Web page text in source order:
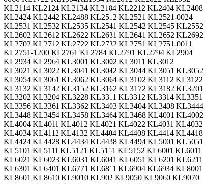
KL2114 KL2124 KL2134 KL2184 KL2212 KL2404 KL2408
KL2424 KL2442 KL2488 KL2512 KL2521 KL2521-0024
KL2531 KL2532 KL2535 KL2541 KL2542 KL2545 KL2552
KL2602 KL2612 KL2622 KL2631 KL2641 KL2652 KL2692
KL2702 KL2712 KL2722 KL2732 KL2751 KL2751-0011
KL2751-1200 KL2761 KL2784 KL2791 KL2794 KL2904
KL2934 KL2964 KL3001 KL3002 KL3011 KL3012
KL3021 KL3022 KL3041 KL3042 KL3044 KL3051 KL3052
KL3054 KL3061 KL3062 KL3064 KL3102 KL3112 KL3122
KL3132 KL3142 KL3152 KL3162 KL3172 KL3182 KL3201
KL3202 KL3204 KL3228 KL3311 KL3312 KL3314 KL3351
KL3356 KL3361 KL3362 KL3403 KL3404 KL3408 KL3444
KL3448 KL3454 KL3458 KL3464 KL3468 KL4001 KL4002
KL4004 KL4011 KL4012 KL4021 KL4022 KL4031 KL4032
KL4034 KL4112 KL4132 KL4404 KL4408 KL4414 KL4418
KL4424 KL4428 KL4434 KL4438 KL4494 KL5001 KL5051
KL5101 KL5111 KL5121 KL5151 KL5152 KL6001 KL6011
KL6021 KL6023 KL6031 KL6041 KL6051 KL6201 KL6211
KL6301 KL6401 KL6771 KL6811 KL6904 KL6934 KL8001
KL8601 KL8610 KL9010 KL902 KL9050 KL9060 KL9070